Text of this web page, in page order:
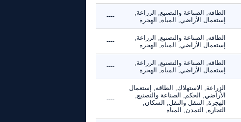
الطاقه, الصناعة والتصنيع, الزراعة,
إستعمال الأراضي, المياه, الهجرة
----
الطاقه, الصناعة والتصنيع, الزراعة,
إستعمال الأراضي, المياه, الهجرة
----
الطاقه, الصناعة والتصنيع, الزراعة,
إستعمال الأراضي, المياه, الهجرة
----
الزراعة, الاستهلاك, الطاقه, إستعمال
الأراضي, الحكم, الصناعة والتصنيع,
الهجرة, التنقل والنقل, السكان,
التجاره, التمدن, المياه
----